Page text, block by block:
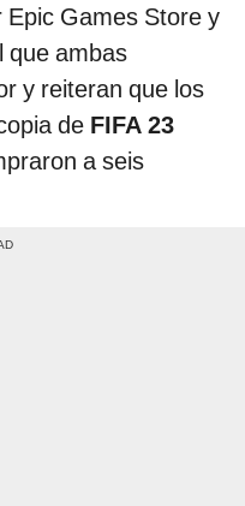
Games Store y
que ambas
y reiteran que los
de FIFA 23
a seis